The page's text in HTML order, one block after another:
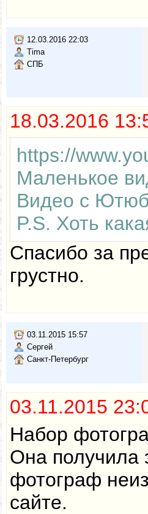
12.03.2016 22:03
Tima
СПБ
18.03.2016
https://
Маленькое
Видео с
P.S. Хоть
Спасибо за
грустно.
03.11.2015 15:57
Сергей
Санкт-Петербург
03.11.2015
Набор
Она получила
фотограф
сайте.